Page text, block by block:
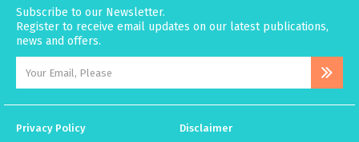
Subscribe to our Newsletter.
Register to receive email updates on our latest publications,
news and offers.
Privacy Policy
Disclaimer